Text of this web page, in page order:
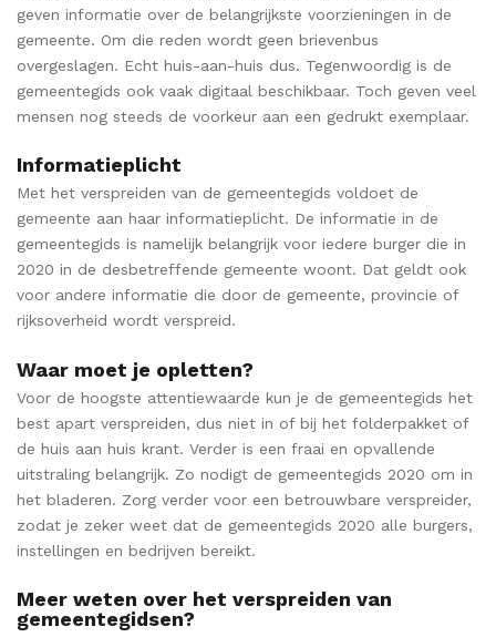
geven informatie over de belangrijkste voorzieningen in de
gemeente. Om die reden wordt geen brievenbus
overgeslagen. Echt huis-aan-huis dus. Tegenwoordig is de
gemeentegids ook vaak digitaal beschikbaar. Toch geven veel
mensen nog steeds de voorkeur aan een gedrukt exemplaar.
Informatieplicht
Met het verspreiden van de gemeentegids voldoet de
gemeente aan haar informatieplicht. De informatie in de
gemeentegids is namelijk belangrijk voor iedere burger die in
2020 in de desbetreffende gemeente woont. Dat geldt ook
voor andere informatie die door de gemeente, provincie of
rijksoverheid wordt verspreid.
Waar moet je opletten?
Voor de hoogste attentiewaarde kun je de gemeentegids het
best apart verspreiden, dus niet in of bij het folderpakket of
de huis aan huis krant. Verder is een fraai en opvallende
uitstraling belangrijk. Zo nodigt de gemeentegids 2020 om in
het bladeren. Zorg verder voor een betrouwbare verspreider,
zodat je zeker weet dat de gemeentegids 2020 alle burgers,
instellingen en bedrijven bereikt.
Meer weten over het verspreiden van
gemeentegidsen?